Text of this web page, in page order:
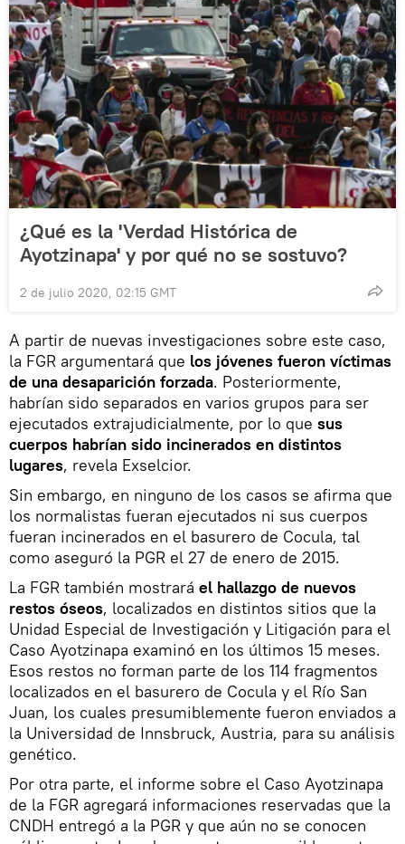
¿Qué es la 'Verdad Histórica de
Ayotzinapa' y por qué no se sostuvo?
2 de julio 2020, 02:15 GMT
A partir de nuevas investigaciones sobre este caso,
la FGR argumentará que los jóvenes fueron víctimas
de una desaparición forzada. Posteriormente,
habrían sido separados en varios grupos para ser
ejecutados extrajudicialmente, por lo que sus
cuerpos habrían sido incinerados en distintos
lugares, revela Exselcior.
Sin embargo, en ninguno de los casos se afirma que
los normalistas fueran ejecutados ni sus cuerpos
fueran incinerados en el basurero de Cocula, tal
como aseguró la PGR el 27 de enero de 2015.
La FGR también mostrará el hallazgo de nuevos
restos óseos, localizados en distintos sitios que la
Unidad Especial de Investigación y Litigación para el
Caso Ayotzinapa examinó en los últimos 15 meses.
Esos restos no forman parte de los 114 fragmentos
localizados en el basurero de Cocula y el Río San
Juan, los cuales presumiblemente fueron enviados a
la Universidad de Innsbruck, Austria, para su análisis
genético.
Por otra parte, el informe sobre el Caso Ayotzinapa
de la FGR agregará informaciones reservadas que la
CNDH entregó a la PGR y que aún no se conocen